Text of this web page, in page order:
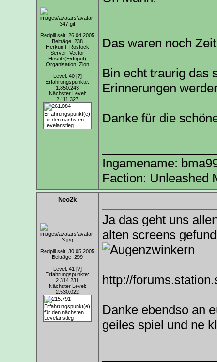
Redpill seit: 26.04.2005
Beiträge: 238
Herkunft: Rostock
Server: Vector
Hostile(ExInput)
Organisation: Zion
Level: 40 [?]
Erfahrungspunkte:
1.850.243
Nächster Level:
2.111.327
Das waren noch
Bin echt traurig das
Erinnerungen
Danke für die
Ingamename:
Faction: Unleashed
Neo2k
Redpill seit: 30.05.2005
Beiträge: 299
Level: 41 [?]
Erfahrungspunkte:
2.314.231
Nächster Level:
2.530.022
Ja das geht uns
alten screens
http://
Danke ebendso an
geiles spiel und ne